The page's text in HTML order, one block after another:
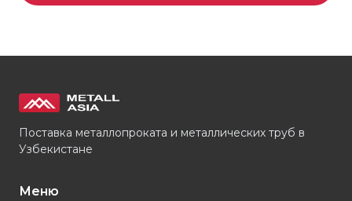
Поставка металлопроката и металлических труб в
Узбекистане
Меню